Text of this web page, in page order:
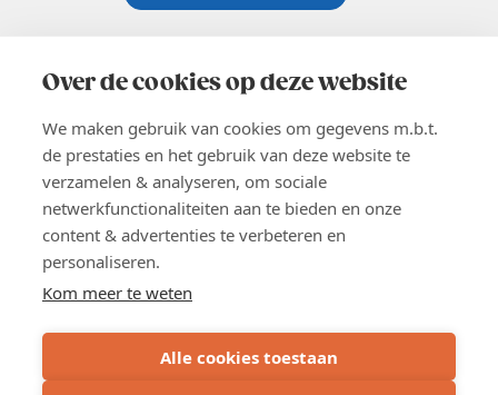
Over de cookies op deze website
We maken gebruik van cookies om gegevens m.b.t.
de prestaties en het gebruik van deze website te
verzamelen & analyseren, om sociale
netwerkfunctionaliteiten aan te bieden en onze
content & advertenties te verbeteren en
personaliseren.
Kom meer te weten
Alle cookies toestaan
02 229 81 11
EN
Word lid
Voka 2026